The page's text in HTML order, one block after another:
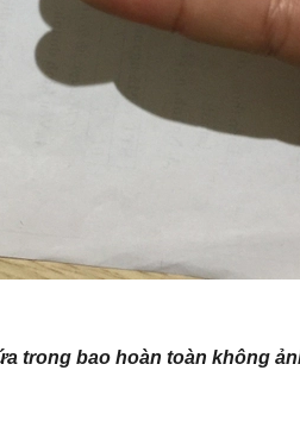
trong bao hoàn toàn không